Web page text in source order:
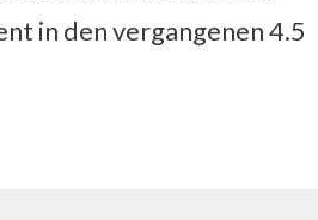
in den vergangenen 4.5